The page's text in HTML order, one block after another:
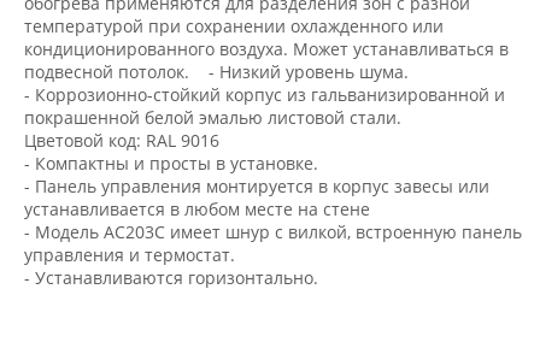
температурой при сохранении охлажденного или
кондиционированного воздуха. Может устанавливаться в
подвесной потолок. - Низкий уровень шума.
- Коррозионно-стойкий корпус из гальванизированной и
покрашенной белой эмалью листовой стали.
Цветовой код: RAL 9016
- Компактны и просты в установке.
- Панель управления монтируется в корпус завесы или
устанавливается в любом месте на стене
- Модель AC203C имеет шнур с вилкой, встроенную панель
управления и термостат.
- Устанавливаются горизонтально.